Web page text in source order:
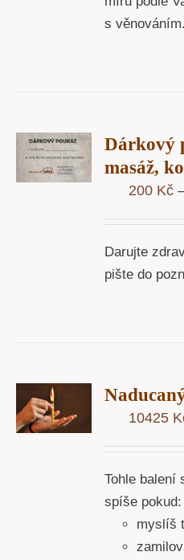
s
Dárkový
masáž,
200 Kč
Darujte
pište do
10425
Tohle balení
spíše pokud:
myslíš